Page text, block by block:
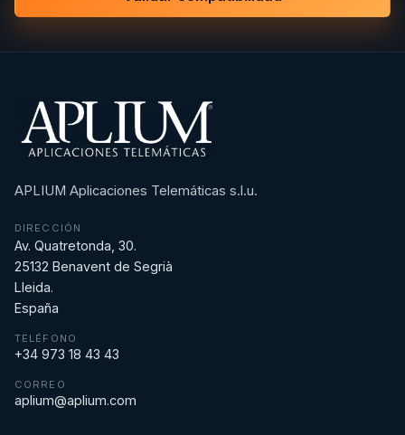
APLIUM Aplicaciones Telemáticas s.l.u.
DIRECCIÓN
Av. Quatretonda, 30.
25132 Benavent de Segrià
Lleida.
España
TELÉFONO
+34 973 18 43 43
CORREO
aplium@aplium.com